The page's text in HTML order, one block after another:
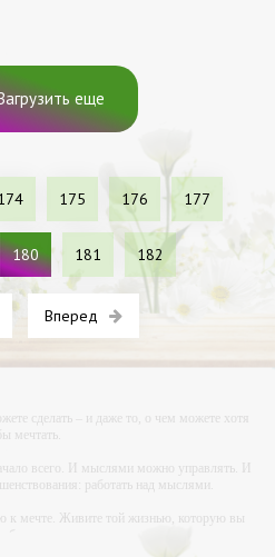
еще
175 176 177
180 181 182
Вперед
сделать – и даже то, о чем можете хотя
бы мечтать.
всего. И мыслями можно управлять. И
работать над мыслями.
к мечте. Живите той жизнью, которую вы